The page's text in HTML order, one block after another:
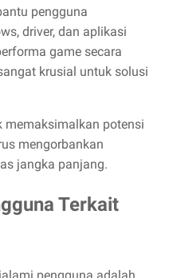
pengguna
driver, dan aplikasi
game secara
krusial untuk solusi
memaksimalkan potensi
mengorbankan
jangka panjang.
Terkait